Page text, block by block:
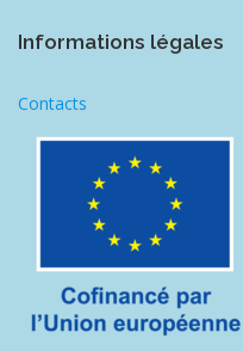
Informations légales
Contacts